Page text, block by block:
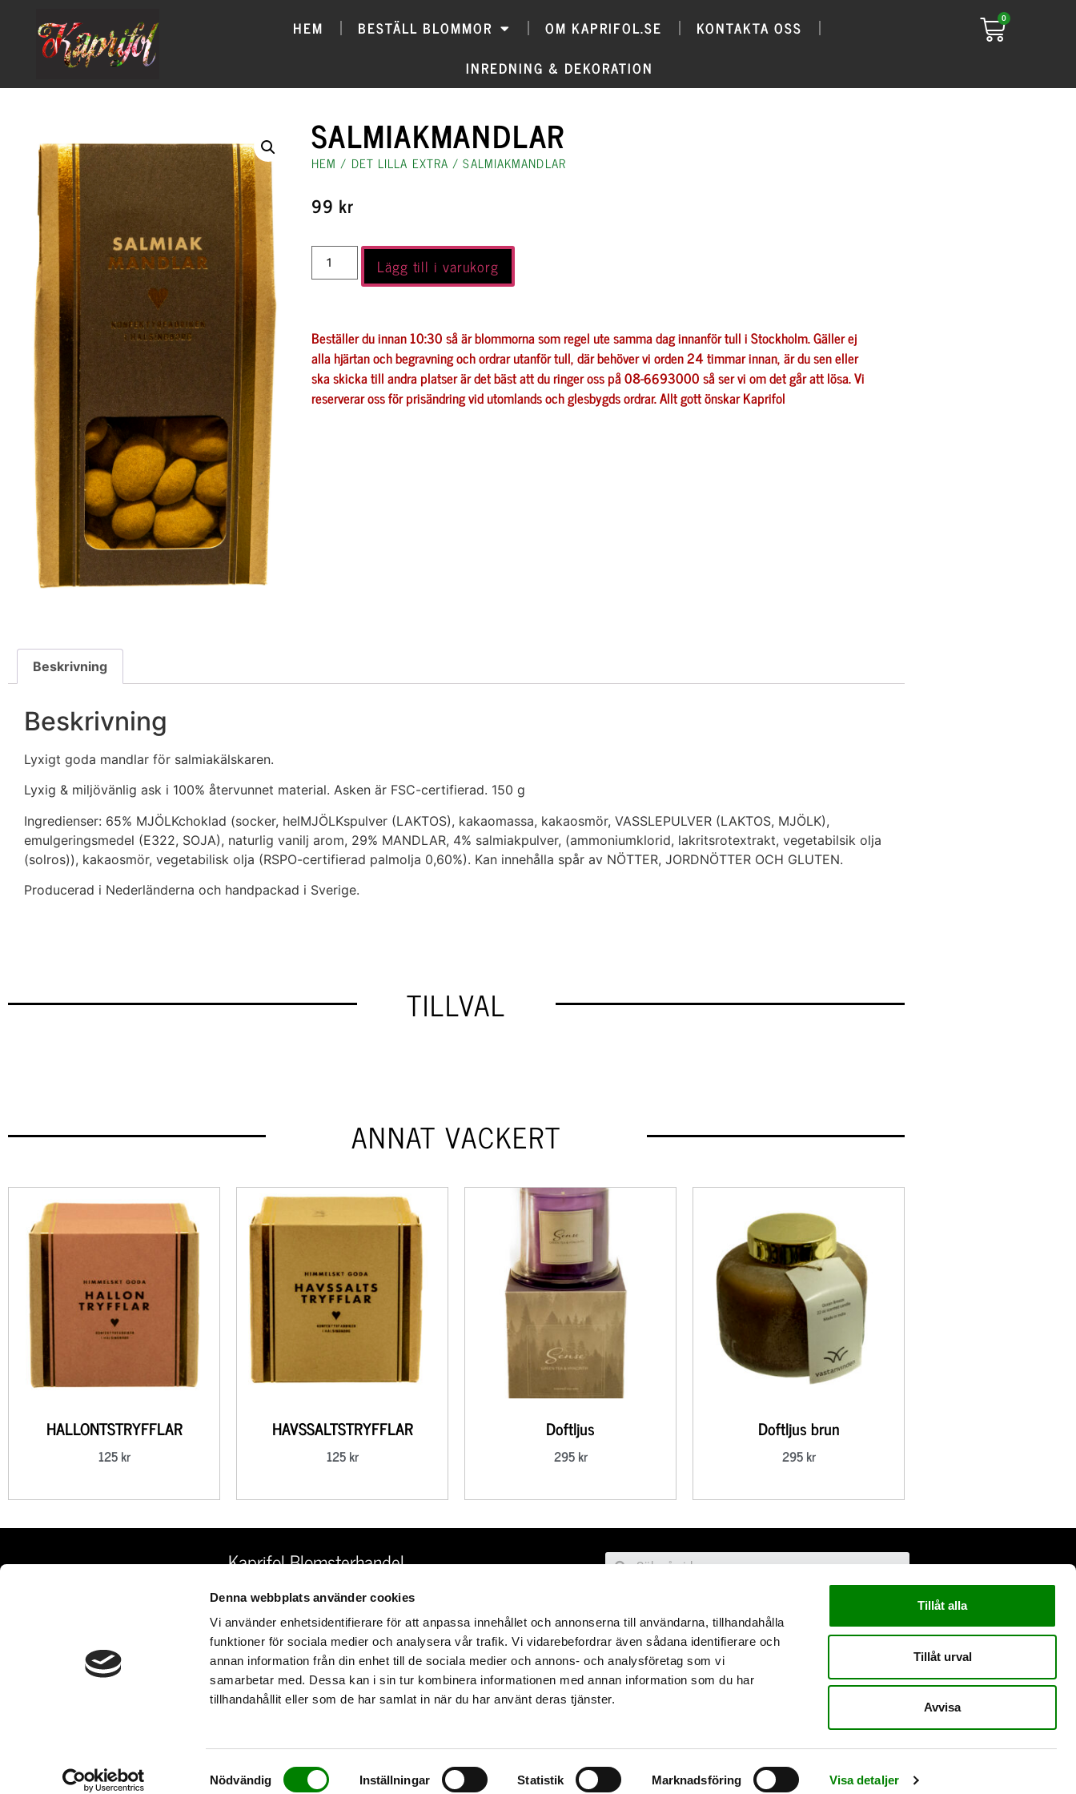
Denna webbplats använder cookies
Vi använder enhetsidentifierare för att anpassa innehållet och annonserna till användarna, tillhandahålla
funktioner för sociala medier och analysera vår trafik. Vi vidarebefordrar även sådana identifierare och
annan information från din enhet till de sociala medier och annons- och analysföretag som vi
samarbetar med. Dessa kan i sin tur kombinera informationen med annan information som du har
tillhandahållit eller som de har samlat in när du har använt deras tjänster.
Samtyckesval
Nödvändig Inställningar Statistik Marknadsföring Visa detaljer
Tillåt alla
Tillåt urval
Avvisa
HEM BESTÄLL BLOMMOR OM KAPRIFOL.SE
KONTAKTA OSS
INREDNING & DEKORATION
0
SALMIAKMANDLAR
HEM / DET LILLA EXTRA / SALMIAKMANDLAR
99 kr
Lägg till i varukorg
Beställer du innan 10:30 så är blommorna som regel ute samma dag innanför tull i Stockholm. Gäller ej
alla hjärtan och begravning och ordrar utanför tull, där behöver vi orden 24 timmar innan, är du sen eller
ska skicka till andra platser är det bäst att du ringer oss på 08-6693000 så ser vi om det går att lösa. Vi
reserverar oss för prisändring vid utomlands och glesbygds ordrar.Allt gott önskarKaprifol
Beskrivning
Beskrivning
Lyxigt goda mandlar för salmiakälskaren.
Lyxig & miljövänlig ask i 100% återvunnet material. Asken är FSC-certifierad. 150 g
Ingredienser: 65% MJÖLKchoklad (socker, helMJÖLKspulver (LAKTOS), kakaomassa, kakaosmör, VASSLEPULVER (LAKTOS, MJÖLK),
emulgeringsmedel (E322, SOJA), naturlig vanilj arom, 29% MANDLAR, 4% salmiakpulver, (ammoniumklorid, lakritsrotextrakt, vegetabilsik olja
(solros)), kakaosmör, vegetabilisk olja (RSPO-certifierad palmolja 0,60%). Kan innehålla spår av NÖTTER, JORDNÖTTER OCH GLUTEN.
Producerad i Nederländerna och handpackad i Sverige.
TILLVAL
ANNAT VACKERT
HALLONTSTRYFFLAR
125kr
HAVSSALTSTRYFFLAR
125kr
Doftljus
295kr
Doftljus brun
295kr
BEGRAVNINGSBLOMMOR
Kaprifol Blomsterhandel
HORNSGATAN 109, 117 28 STOCKHOLM
INFO@KAPRIFOL.SE
08 - 669 30 00
SOMMARTIDER 2026
MÅNDAG – FREDAG
MIDSOMMARAFTON 9-15
09:00 – 18.00